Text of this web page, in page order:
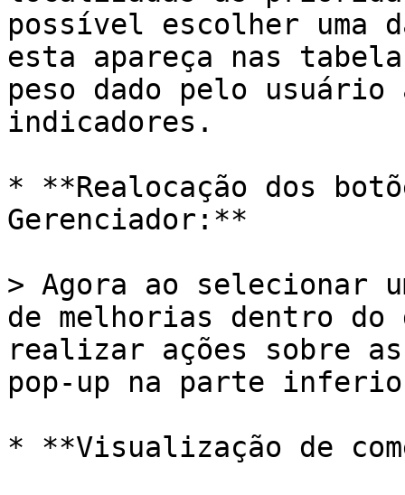
possível escolher uma
esta apareça nas
peso dado pelo usuário
indicadores.
* **Realocação dos
Gerenciador:**
> Agora ao selecionar
de melhorias dentro do
realizar ações sobre as
pop-up na parte
* **Visualização de